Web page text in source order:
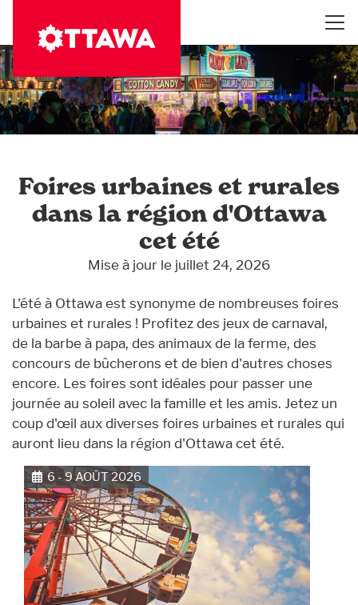
contenu
principal
Foires urbaines et rurales
dans la région d'Ottawa
cet été
Mise à jour le juillet 24, 2026
L'été à Ottawa est synonyme de nombreuses foires
urbaines et rurales ! Profitez des jeux de carnaval,
de la barbe à papa, des animaux de la ferme, des
concours de bûcherons et de bien d'autres choses
encore. Les foires sont idéales pour passer une
journée au soleil avec la famille et les amis. Jetez un
coup d'œil aux diverses foires urbaines et rurales qui
auront lieu dans la région d'Ottawa cet été.
6 - 9 AOÛT 2026